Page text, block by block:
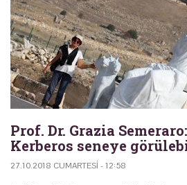
Prof. Dr. Grazia
Kerberos seneye
27.10.2018 CUMARTESI - 12:58